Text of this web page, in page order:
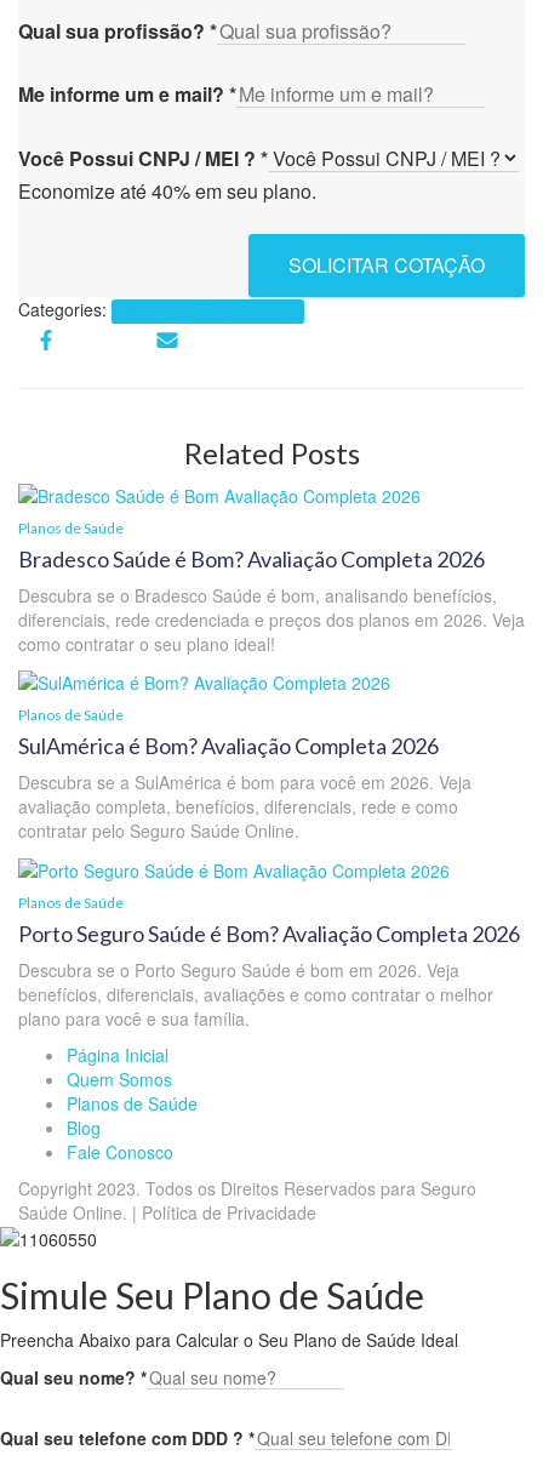
Qual sua profissão? *
Me informe um e mail? *
Você Possui CNPJ / MEI ? *
Economize até 40% em seu plano.
SOLICITAR COTAÇÃO
Categories:
Related Posts
Planos de Saúde
Bradesco Saúde é Bom? Avaliação Completa 2026
Descubra se o Bradesco Saúde é bom, analisando benefícios,
diferenciais, rede credenciada e preços dos planos em 2026. Veja
como contratar o seu plano ideal!
Planos de Saúde
SulAmérica é Bom? Avaliação Completa 2026
Descubra se a SulAmérica é bom para você em 2026. Veja
avaliação completa, benefícios, diferenciais, rede e como
contratar pelo Seguro Saúde Online.
Planos de Saúde
Porto Seguro Saúde é Bom? Avaliação Completa 2026
Descubra se o Porto Seguro Saúde é bom em 2026. Veja
benefícios, diferenciais, avaliações e como contratar o melhor
plano para você e sua família.
Página Inicial
Quem Somos
Planos de Saúde
Blog
Fale Conosco
Copyright 2023. Todos os Direitos Reservados para Seguro
Saúde Online. | Política de Privacidade
Simule Seu Plano de Saúde
Preencha Abaixo para Calcular o Seu Plano de Saúde Ideal
Qual seu nome? *
Qual seu telefone com DDD ? *